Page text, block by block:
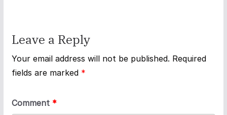
Leave a Reply
Your email address will not be published. Required
fields are marked *
Comment *